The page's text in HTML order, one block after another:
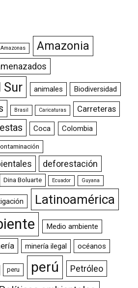
Amazonas Amazonia
Sur animales Biodiversidad
Brasil Caricaturas Carreteras
Coca Colombia
deforestación
Dina Boluarte Ecuador Guyana
Latinoamérica
Medio ambiente
minería ilegal océanos
peru perú Petróleo